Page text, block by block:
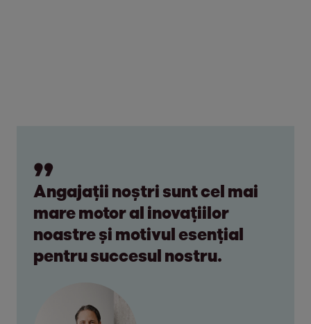
Angajații noștri sunt cel mai
mare motor al inovațiilor
noastre și motivul esențial
pentru succesul nostru.